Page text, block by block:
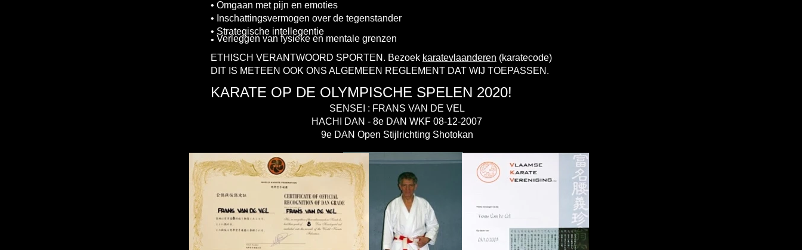
• Omgaan met pijn en emoties
• Inschattingsvermogen over de tegenstander
• Strategische intellegentie
Verleggen van fysieke en mentale grenzen
•
ETHISCH VERANTWOORD SPORTEN. Bezoek karatevlaanderen (karatecode)
DIT IS METEEN OOK ONS ALGEMEEN REGLEMENT DAT WIJ TOEPASSEN.
KARATE OP DE OLYMPISCHE SPELEN 2020!
SENSEI : FRANS VAN DE VEL
HACHI DAN - 8e DAN WKF 08-12-2007
9e DAN Open Stijlrichting Shotokan